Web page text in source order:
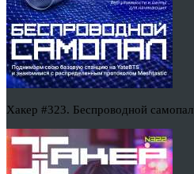
Хакер #323. Беспроводной самопал